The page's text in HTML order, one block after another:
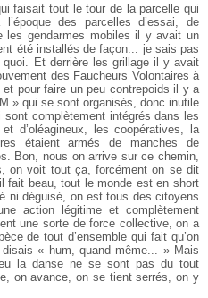
faisait tout le tour de la parcelle qui
des parcelles d’essai, de
les gendarmes mobiles il y avait un
été installés de façon... je sais pas
Et derrière les grillage il y avait
des Faucheurs Volontaires à
et pour faire un peu contrepoids il y a
» qui se sont organisés, donc inutile
sont complètement intégrés dans les
d’oléagineux, les coopératives, la
étaient armés de manches de
Bon, nous on arrive sur ce chemin,
on voit tout ça, forcément on se dit
fait beau, tout le monde est en short
ni déguisé, on est tous des citoyens
action légitime et complètement
une sorte de force collective, on a
de tout d’ensemble qui fait qu’on
« hum, quand même... » Mais
la danse ne se sont pas du tout
on avance, on se tient serrés, on y